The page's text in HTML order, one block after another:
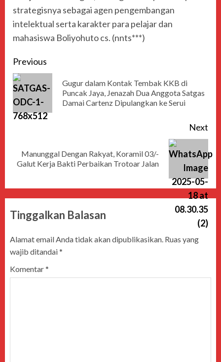
strategisnya sebagai agen pengembangan
intelektual serta karakter para pelajar dan
mahasiswa Boliyohuto cs. (nnts***)
Previous
Gugur dalam Kontak Tembak KKB di
Puncak Jaya, Jenazah Dua Anggota Satgas
Damai Cartenz Dipulangkan ke Serui
Next
Manunggal Dengan Rakyat, Koramil 03/-
Galut Kerja Bakti Perbaikan Trotoar Jalan
Tinggalkan Balasan
Alamat email Anda tidak akan dipublikasikan. Ruas yang
wajib ditandai*
Komentar*